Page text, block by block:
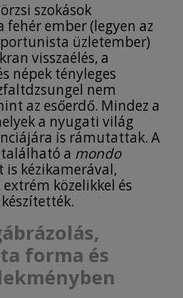
szokások
ember (legyen az
üzletember)
visszaélés, a
népek tényleges
nem
az esőerdő. Mindez a
a nyugati világ
is rámutattak. A
a mondo
is kézikamerával,
közelikkel és
forma és